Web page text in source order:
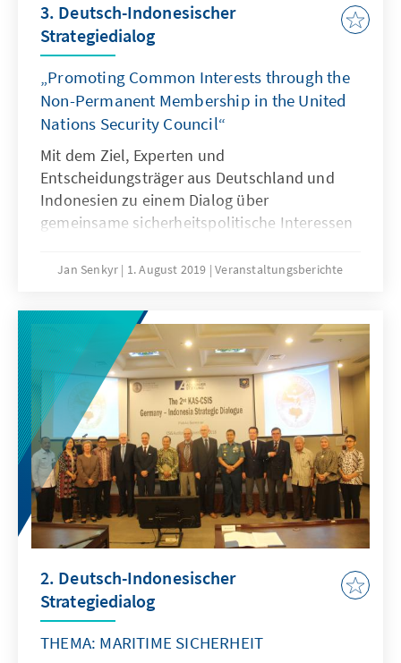
3. Deutsch-Indonesischer
Strategiedialog
„Promoting Common Interests through the
Non-Permanent Membership in the United
Nations Security Council“
Mit dem Ziel, Experten und
Entscheidungsträger aus Deutschland und
Indonesien zu einem Dialog über
gemeinsame sicherheitspolitische Interessen
Zukunft zusammen zu bringen, organisiert die
Centre for Strategic and Internationale
Studies (CSIS) alljährlich einen Deutsch-
Indonesischen Strategiedialog in Jakarta.
Jan Senkyr 1. August 2019 Veranstaltungsberichte
2. Deutsch-Indonesischer
Strategiedialog
THEMA: MARITIME SICHERHEIT